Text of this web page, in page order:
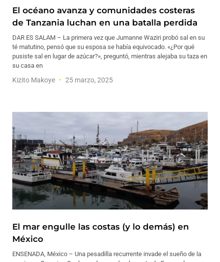
El océano avanza y comunidades costeras
de Tanzania luchan en una batalla perdida
DAR ES SALAM – La primera vez que Jumanne Waziri probó sal en su
té matutino, pensó que su esposa se había equivocado. «¿Por qué
pusiste sal en lugar de azúcar?», preguntó, mientras alejaba su taza en
su casa en
Kizito Makoye 25 marzo, 2025
El mar engulle las costas (y lo demás) en
México
ENSENADA, México – Una pesadilla recurrente invade el sueño de la